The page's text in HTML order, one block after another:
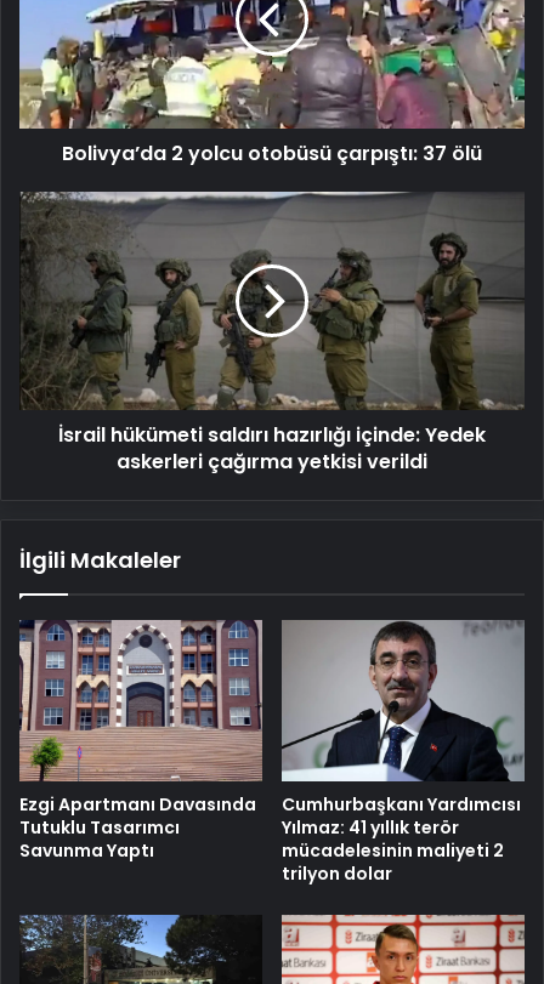
ölü
Bolivya’da 2 yolcu otobüsü çarpıştı: 37 ölü
İsrail
hükümeti
saldırı
hazırlığı
içinde:
Yedek
askerleri
çağırma
yetkisi
verildiİsrail hükümeti saldırı hazırlığı içinde: Yedek
askerleri çağırma yetkisi verildi
İlgili Makaleler
Ezgi Apartmanı Davasında
Tutuklu Tasarımcı
Savunma Yaptı
Cumhurbaşkanı Yardımcısı
Yılmaz: 41 yıllık terör
mücadelesinin maliyeti 2
trilyon dolar